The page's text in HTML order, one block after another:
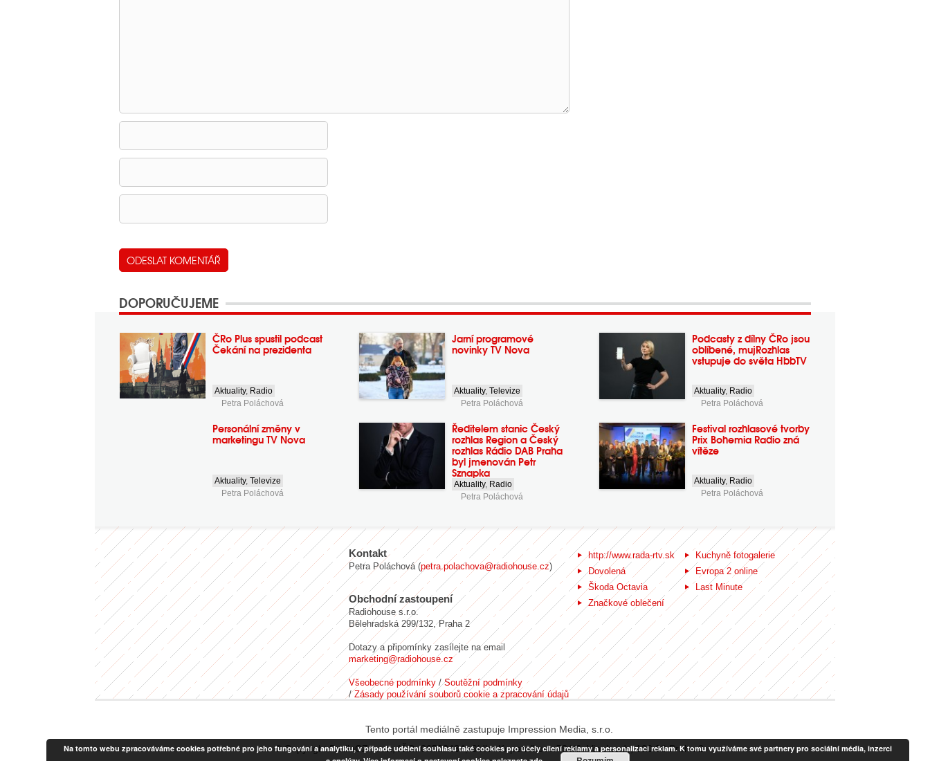
DOPORUČUJEME
ČRo Plus spustil podcast
Čekání na prezidenta
Aktuality, Radio
Petra Poláchová
Jarní programové
novinky TV Nova
Aktuality,Televize
Petra Poláchová
Podcasty z dílny ČRo jsou
oblíbené, mujRozhlas
vstupuje do světa HbbTV
Aktuality, Radio
Petra Poláchová
Personální změny v
marketingu TV Nova
Aktuality,Televize
Petra Poláchová
Ředitelem stanic Český
rozhlas Region a Český
rozhlas Rádio DAB Praha
byl jmenován Petr
Sznapka
Aktuality, Radio
Petra Poláchová
Festival rozhlasové tvorby
Prix Bohemia Radio zná
vítěze
Aktuality, Radio
Petra Poláchová
Kontakt
Petra Poláchová (petra.polachova@radiohouse.cz)
Obchodní zastoupení
Radiohouse s.r.o.
Bělehradská 299/132, Praha 2
Dotazy a připomínky zasílejte na email
marketing@radiohouse.cz
Všeobecné podmínky/Soutěžní podmínky
/Zásady používání souborů cookie a zpracování údajů
http://www.rada-rtv.sk
Kuchyně fotogalerie
Dovolená
Evropa 2 online
Škoda Octavia
Last Minute
Značkové oblečení
Tento portál mediálně zastupuje Impression Media, s.r.o.
© Copyright RadiaCZ s.r.o., IČO: 06533434, Sídlo: Koperníkova 794/6, Vinohrady, 120 00 Praha 2
Na tomto webu zpracováváme cookies potřebné pro jeho fungování a analytiku, v případě udělení souhlasu také cookies pro účely cílení reklamy a personalizaci reklam. K tomu využíváme své partnery pro sociální média, inzerci